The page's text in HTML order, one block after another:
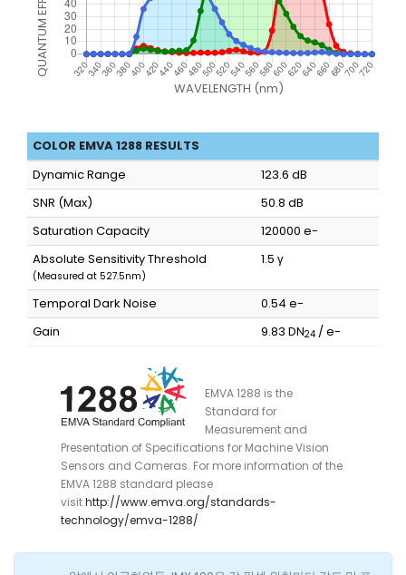
COLOR EMVA 1288 RESULTS
Dynamic Range
123.6 dB
SNR (Max)
50.8 dB
Saturation Capacity
120000 e-
Absolute Sensitivity Threshold
(Measured at 527.5nm)
1.5 γ
Temporal Dark Noise
0.54 e-
Gain
9.83 DN24 / e-
EMVA 1288 is the
Standard for
Measurement and
Presentation of Specifications for Machine Vision
Sensors and Cameras. For more information of the
EMVA 1288 standard please
visithttp://www.emva.org/standards-
technology/emva-1288/